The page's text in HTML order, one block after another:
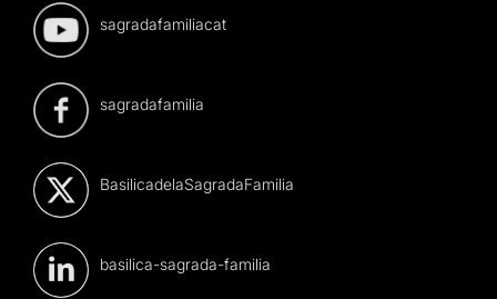
sagradafamiliacat
sagradafamilia
BasilicadelaSagradaFamilia
basilica-sagrada-familia